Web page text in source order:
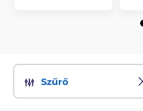
Szűrő